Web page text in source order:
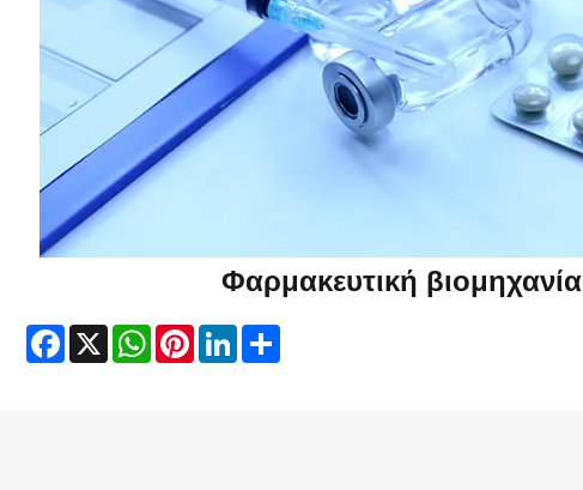
Φαρμακευτική βιομηχανία
Facebook
X WhatsApp
Pinterest
LinkedIn